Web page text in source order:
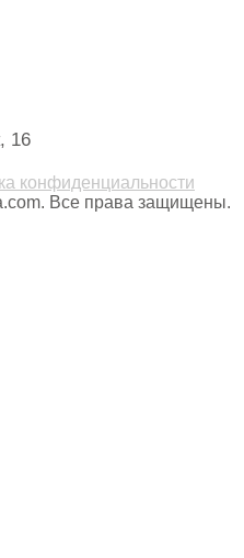
16
конфиденциальности
Все права защищены.